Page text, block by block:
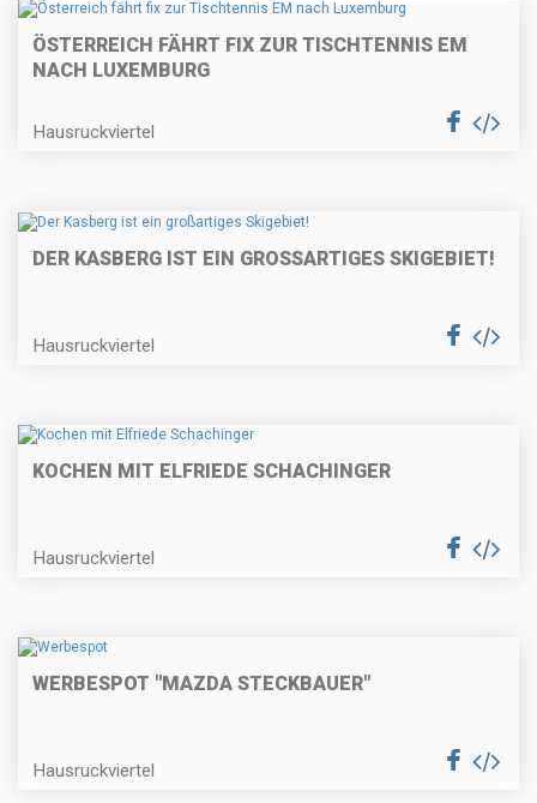
ÖSTERREICH FÄHRT FIX ZUR TISCHTENNIS EM
NACH LUXEMBURG
Hausruckviertel
DER KASBERG IST EIN GROSSARTIGES SKIGEBIET!
Hausruckviertel
KOCHEN MIT ELFRIEDE SCHACHINGER
Hausruckviertel
WERBESPOT "MAZDA STECKBAUER"
Hausruckviertel